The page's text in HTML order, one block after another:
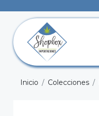
Inicio Colecciones